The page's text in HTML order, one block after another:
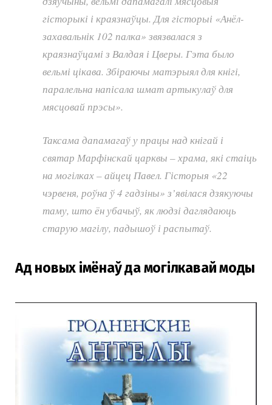
гісторыкі і краязнаўцы. Для гісторыі «Анёл-
захавальнік 102 палка» звязвалася з
краязнаўцамі з Валдая і Цверы. Гэта было
вельмі цікава. Збіраючы матэрыял для кнігі,
паралельна напісала шмат артыкулаў для
мясцовай прэсы».
Таксама дапамагаў у працы над кнігай і
святар Марфінскай царквы – храма, які стаіць
на могілках – айцец Павел. Гісторыя «22
чэрвеня, роўна ў 4 гадзіны» з’явілася дзякуючы
таму, што ён убачыў, як людзі даглядаюць
старую магілу, падышоў і распытаў.
Ад новых імёнаў да могілкавай моды